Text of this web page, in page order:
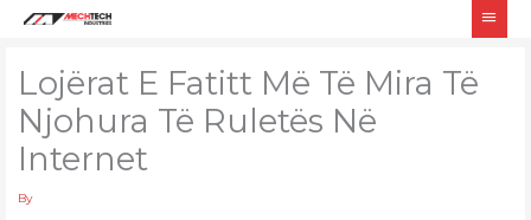
Main
Lojërat E Fatitt Më Të Mira Të
Njohura Të Ruletës Në
Internet
By